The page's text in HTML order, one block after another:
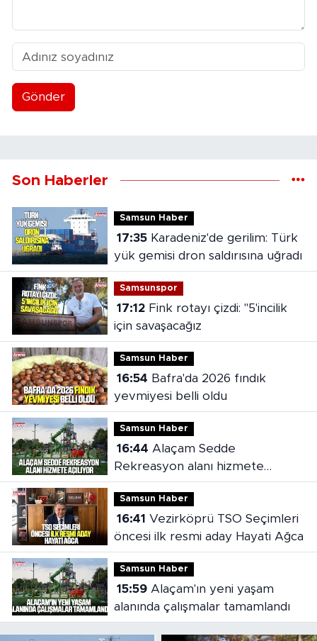
Gönder
Son Haberler
Samsun Haber
17:35Karadeniz'de gerilim: Türk
yük gemisi dron saldırısına uğradı
Samsunspor
17:12Fink rotayı çizdi: "5'incilik
için savaşacağız
Samsun Haber
16:54
yevmiyesi belli oldu
Samsun Haber
16:44
Rekreasyon alanı hizmete
açılıyor
Samsun Haber
16:41
öncesi ilk resmi aday Hayati Ağca
Samsun Haber
15:59Alaçam'ın yeni yaşam
alanında çalışmalar tamamlandı